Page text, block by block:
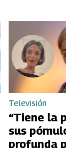
Televisión
“Tiene la
sus
profunda